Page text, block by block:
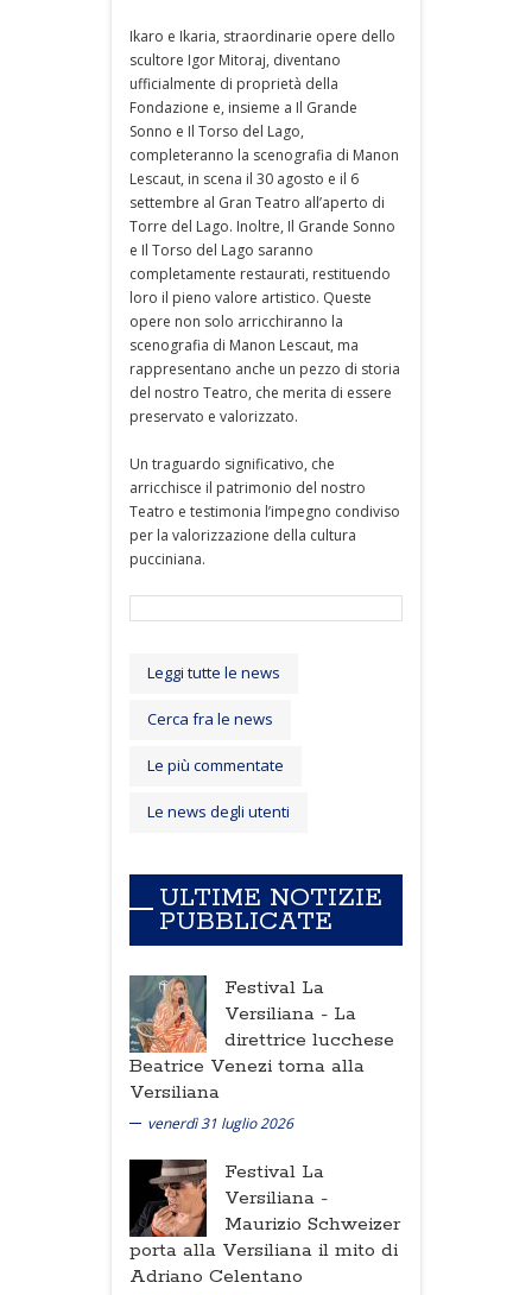
Ikaro e Ikaria, straordinarie opere dello
scultore Igor Mitoraj, diventano
ufficialmente di proprietà della
Fondazione e, insieme a Il Grande
Sonno e Il Torso del Lago,
completeranno la scenografia di Manon
Lescaut, in scena il 30 agosto e il 6
settembre al Gran Teatro all’aperto di
Torre del Lago. Inoltre, Il Grande Sonno
e Il Torso del Lago saranno
completamente restaurati, restituendo
loro il pieno valore artistico. Queste
opere non solo arricchiranno la
scenografia di Manon Lescaut, ma
rappresentano anche un pezzo di storia
del nostro Teatro, che merita di essere
preservato e valorizzato.
Un traguardo significativo, che
arricchisce il patrimonio del nostro
Teatro e testimonia l’impegno condiviso
per la valorizzazione della cultura
pucciniana.
Leggi tutte le news
Cerca fra le news
Le più commentate
Le news degli utenti
ULTIME NOTIZIE
PUBBLICATE
Festival La
Versiliana - La
direttrice lucchese
Beatrice Venezi torna alla
Versiliana
venerdì 31 luglio 2026
Festival La
Versiliana -
Maurizio Schweizer
porta alla Versiliana il mito di
Adriano Celentano